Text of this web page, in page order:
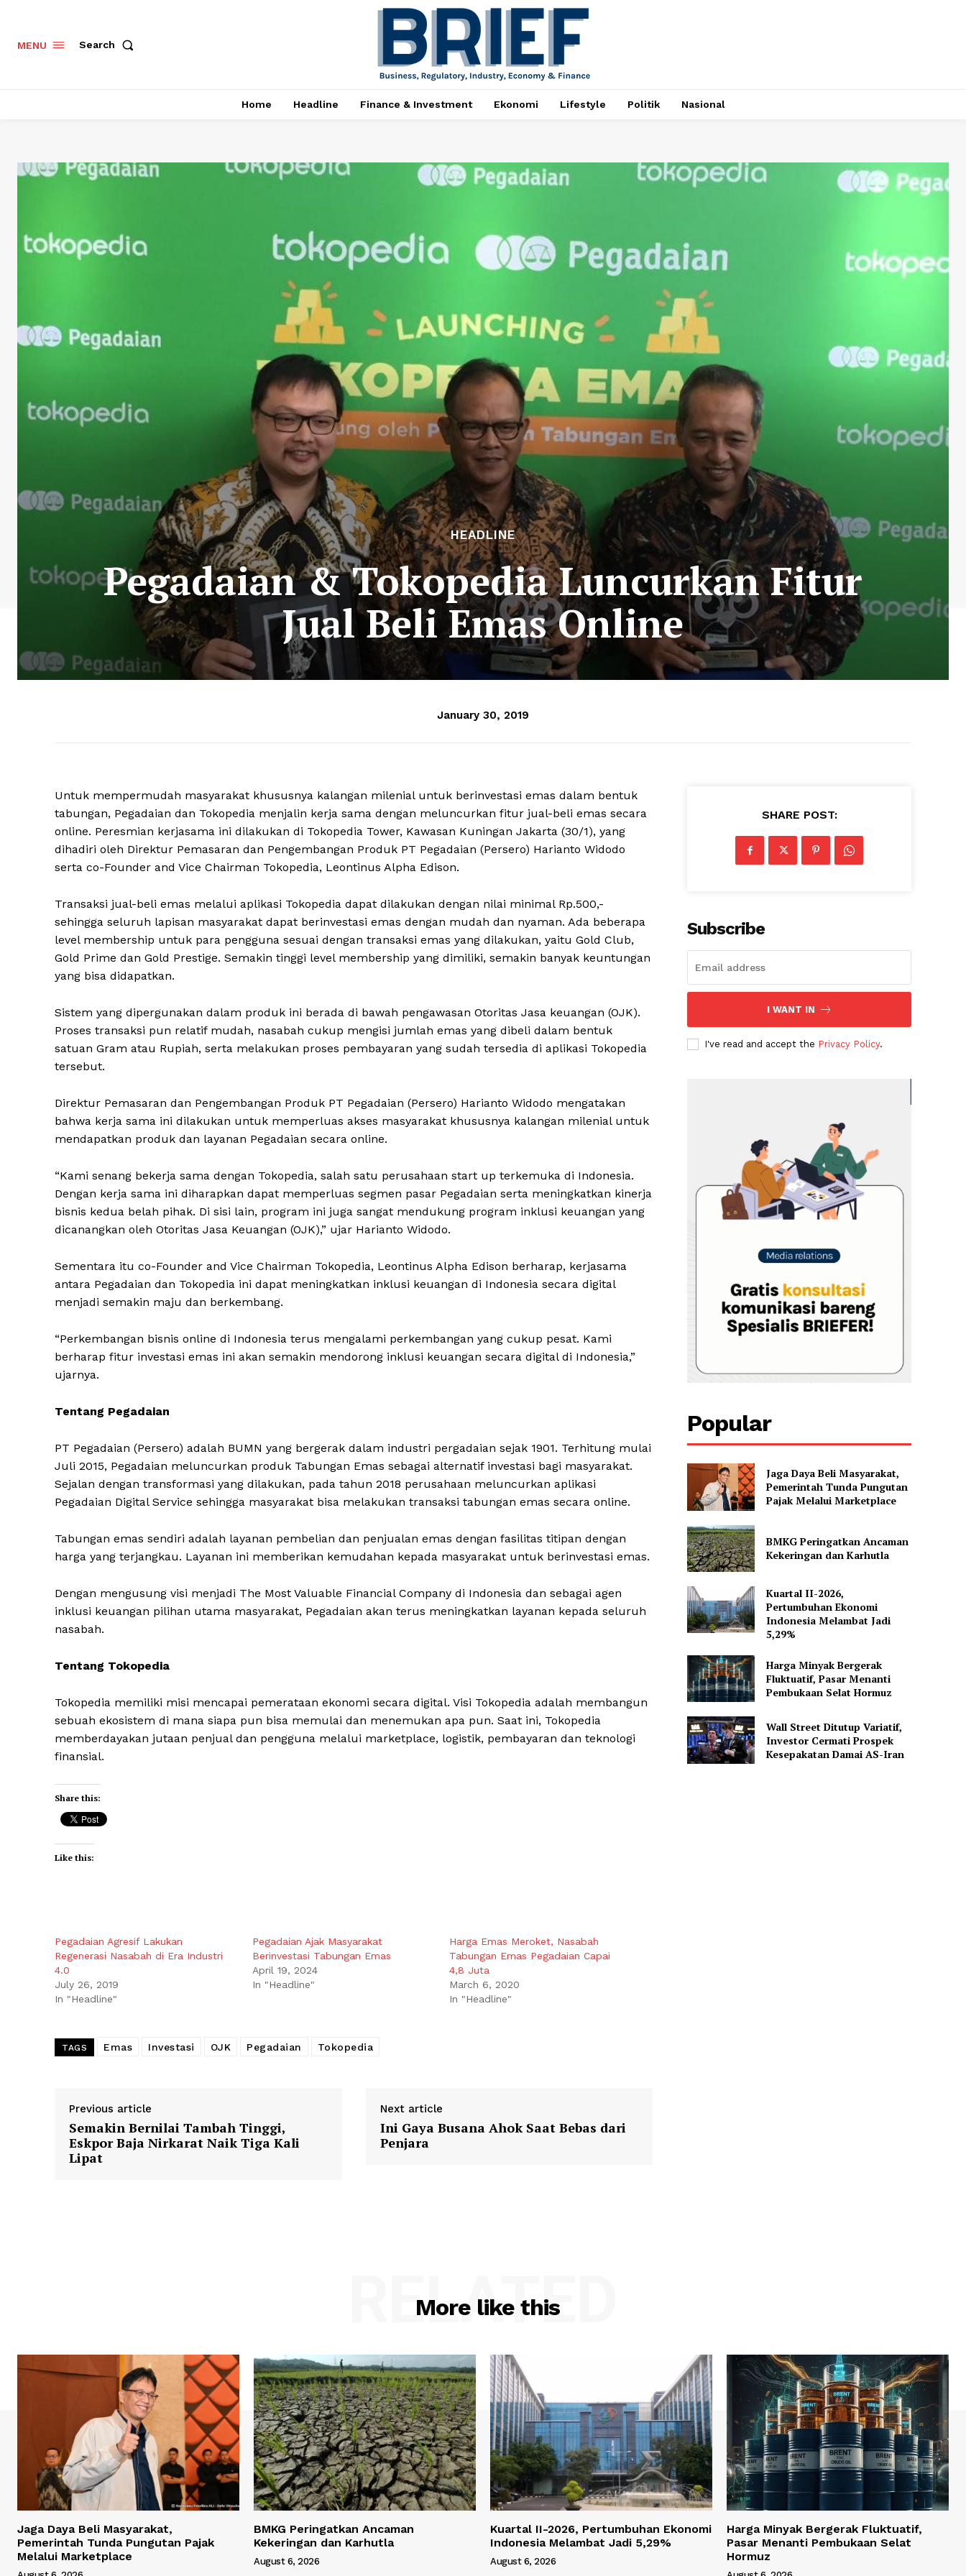
MENU Search
Home Headline Finance & Investment Ekonomi Lifestyle Politik Nasional
HEADLINE
Pegadaian & Tokopedia Luncurkan Fitur
Jual Beli Emas Online
January 30, 2019
Untuk mempermudah masyarakat khususnya kalangan milenial untuk berinvestasi emas dalam bentuk
tabungan, Pegadaian dan Tokopedia menjalin kerja sama dengan meluncurkan fitur jual-beli emas secara
online. Peresmian kerjasama ini dilakukan di Tokopedia Tower, Kawasan Kuningan Jakarta (30/1), yang
dihadiri oleh Direktur Pemasaran dan Pengembangan Produk PT Pegadaian (Persero) Harianto Widodo
serta co-Founder and Vice Chairman Tokopedia, Leontinus Alpha Edison.
Transaksi jual-beli emas melalui aplikasi Tokopedia dapat dilakukan dengan nilai minimal Rp.500,-
sehingga seluruh lapisan masyarakat dapat berinvestasi emas dengan mudah dan nyaman. Ada beberapa
level membership untuk para pengguna sesuai dengan transaksi emas yang dilakukan, yaitu Gold Club,
Gold Prime dan Gold Prestige. Semakin tinggi level membership yang dimiliki, semakin banyak keuntungan
yang bisa didapatkan.
Sistem yang dipergunakan dalam produk ini berada di bawah pengawasan Otoritas Jasa keuangan (OJK).
Proses transaksi pun relatif mudah, nasabah cukup mengisi jumlah emas yang dibeli dalam bentuk
satuan Gram atau Rupiah, serta melakukan proses pembayaran yang sudah tersedia di aplikasi Tokopedia
tersebut.
Direktur Pemasaran dan Pengembangan Produk PT Pegadaian (Persero) Harianto Widodo mengatakan
bahwa kerja sama ini dilakukan untuk memperluas akses masyarakat khususnya kalangan milenial untuk
mendapatkan produk dan layanan Pegadaian secara online.
“Kami senang bekerja sama dengan Tokopedia, salah satu perusahaan start up terkemuka di Indonesia.
Dengan kerja sama ini diharapkan dapat memperluas segmen pasar Pegadaian serta meningkatkan kinerja
bisnis kedua belah pihak. Di sisi lain, program ini juga sangat mendukung program inklusi keuangan yang
dicanangkan oleh Otoritas Jasa Keuangan (OJK),” ujar Harianto Widodo.
Sementara itu co-Founder and Vice Chairman Tokopedia, Leontinus Alpha Edison berharap, kerjasama
antara Pegadaian dan Tokopedia ini dapat meningkatkan inklusi keuangan di Indonesia secara digital
menjadi semakin maju dan berkembang.
“Perkembangan bisnis online di Indonesia terus mengalami perkembangan yang cukup pesat. Kami
berharap fitur investasi emas ini akan semakin mendorong inklusi keuangan secara digital di Indonesia,”
ujarnya.
Tentang Pegadaian
PT Pegadaian (Persero) adalah BUMN yang bergerak dalam industri pergadaian sejak 1901. Terhitung mulai
Juli 2015, Pegadaian meluncurkan produk Tabungan Emas sebagai alternatif investasi bagi masyarakat.
Sejalan dengan transformasi yang dilakukan, pada tahun 2018 perusahaan meluncurkan aplikasi
Pegadaian Digital Service sehingga masyarakat bisa melakukan transaksi tabungan emas secara online.
Tabungan emas sendiri adalah layanan pembelian dan penjualan emas dengan fasilitas titipan dengan
harga yang terjangkau. Layanan ini memberikan kemudahan kepada masyarakat untuk berinvestasi emas.
Dengan mengusung visi menjadi The Most Valuable Financial Company di Indonesia dan sebagai agen
inklusi keuangan pilihan utama masyarakat, Pegadaian akan terus meningkatkan layanan kepada seluruh
nasabah.
Tentang Tokopedia
Tokopedia memiliki misi mencapai pemerataan ekonomi secara digital. Visi Tokopedia adalah membangun
sebuah ekosistem di mana siapa pun bisa memulai dan menemukan apa pun. Saat ini, Tokopedia
memberdayakan jutaan penjual dan pengguna melalui marketplace, logistik, pembayaran dan teknologi
finansial.
Share this:
Like this:
Pegadaian Agresif Lakukan
Regenerasi Nasabah di Era Industri
4.0
July 26, 2019
In "Headline"
Pegadaian Ajak Masyarakat
Berinvestasi Tabungan Emas
April 19, 2024
In "Headline"
Harga Emas Meroket, Nasabah
Tabungan Emas Pegadaian Capai
4,8 Juta
March 6, 2020
In "Headline"
TAGS Emas Investasi OJK Pegadaian Tokopedia
Previous article
Semakin Bernilai Tambah Tinggi,
Eskpor Baja Nirkarat Naik Tiga Kali
Lipat
Next article
Ini Gaya Busana Ahok Saat Bebas dari
Penjara
SHARE POST:
Subscribe
I WANT IN
I've read and accept the Privacy Policy.
Popular
Jaga Daya Beli Masyarakat,
Pemerintah Tunda Pungutan
Pajak Melalui Marketplace
BMKG Peringatkan Ancaman
Kekeringan dan Karhutla
Kuartal II-2026,
Pertumbuhan Ekonomi
Indonesia Melambat Jadi
5,29%
Harga Minyak Bergerak
Fluktuatif, Pasar Menanti
Pembukaan Selat Hormuz
Wall Street Ditutup Variatif,
Investor Cermati Prospek
Kesepakatan Damai AS-Iran
More like this
RELATED
Jaga Daya Beli Masyarakat,
Pemerintah Tunda Pungutan Pajak
Melalui Marketplace
BMKG Peringatkan Ancaman
Kekeringan dan Karhutla
August 6, 2026
Kuartal II-2026, Pertumbuhan Ekonomi
Indonesia Melambat Jadi 5,29%
August 6, 2026
Harga Minyak Bergerak Fluktuatif,
Pasar Menanti Pembukaan Selat
Hormuz